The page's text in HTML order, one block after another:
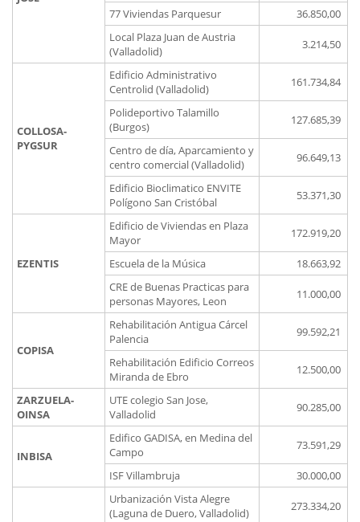
77 Viviendas Parquesur
36.850,00
Local Plaza Juan de Austria
(Valladolid)
3.214,50
COLLOSA-
PYGSUR
Edificio Administrativo
Centrolid (Valladolid)
161.734,84
Polideportivo Talamillo
(Burgos)
127.685,39
Centro de día, Aparcamiento y
centro comercial (Valladolid)
96.649,13
Edificio Bioclimatico ENVITE
Polígono San Cristóbal
53.371,30
EZENTIS
Edificio de Viviendas en Plaza
Mayor
172.919,20
Escuela de la Música
18.663,92
CRE de Buenas Practicas para
personas Mayores, Leon
11.000,00
COPISA
Rehabilitación Antigua Cárcel
Palencia
99.592,21
Rehabilitación Edificio Correos
Miranda de Ebro
12.500,00
ZARZUELA-
OINSA
UTE colegio San Jose,
Valladolid
90.285,00
INBISA
Edifico GADISA, en Medina del
Campo
73.591,29
ISF Villambruja 30.000,00
Urbanización Vista Alegre
(Laguna de Duero, Valladolid)
273.334,20